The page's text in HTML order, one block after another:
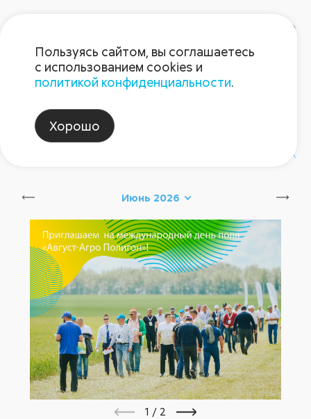
Блог Августа
Июнь 2026
1 / 2
Пользуясь сайтом, вы соглашаетесь
с использованием cookies и
политикой конфиденциальности.
Хорошо